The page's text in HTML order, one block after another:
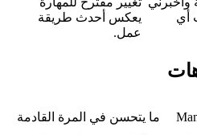
أي
يعكس أحدث طريقة
عمل.
ما يتحسن في المرة القادمة